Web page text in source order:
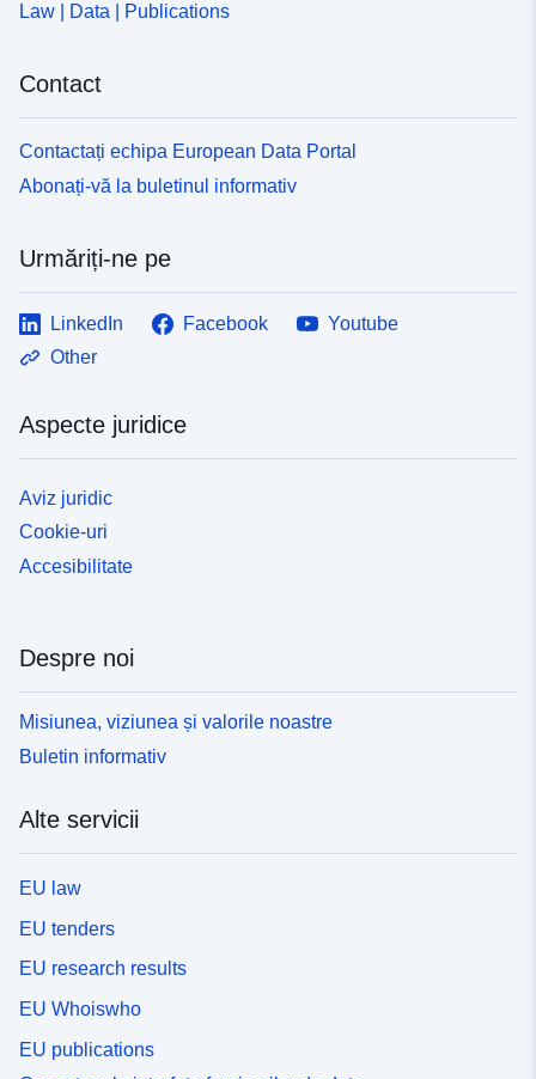
Law | Data | Publications
Contact
Contactați echipa European Data Portal
Abonați-vă la buletinul informativ
Urmăriți-ne pe
LinkedIn Facebook
Youtube
Other
Aspecte juridice
Aviz juridic
Cookie-uri
Accesibilitate
Despre noi
Misiunea, viziunea și valorile noastre
Buletin informativ
Alte servicii
EU law
EU tenders
EU research results
EU Whoiswho
EU publications